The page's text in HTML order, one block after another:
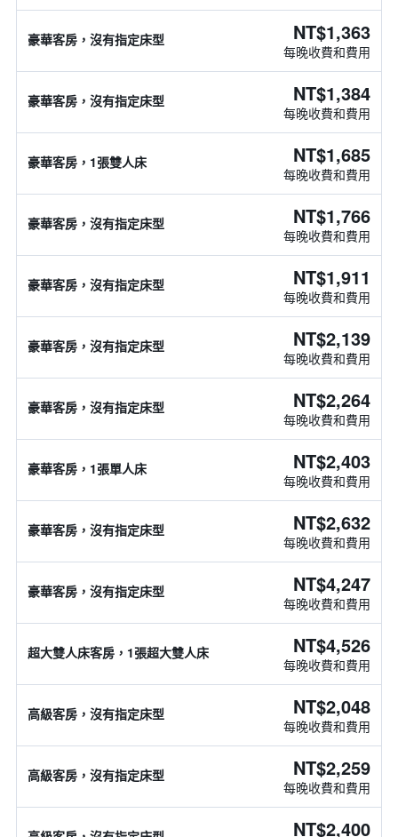
豪華客房，沒有指定床型 NT$1,363
每晚收費和費用
豪華客房，沒有指定床型 NT$1,384
每晚收費和費用
豪華客房，1張雙人床 NT$1,685
每晚收費和費用
豪華客房，沒有指定床型 NT$1,766
每晚收費和費用
豪華客房，沒有指定床型 NT$1,911
每晚收費和費用
豪華客房，沒有指定床型 NT$2,139
每晚收費和費用
豪華客房，沒有指定床型 NT$2,264
每晚收費和費用
豪華客房，1張單人床 NT$2,403
每晚收費和費用
豪華客房，沒有指定床型 NT$2,632
每晚收費和費用
豪華客房，沒有指定床型 NT$4,247
每晚收費和費用
超大雙人床客房，1張超大雙人床 NT$4,526
每晚收費和費用
高級客房，沒有指定床型 NT$2,048
每晚收費和費用
高級客房，沒有指定床型 NT$2,259
每晚收費和費用
NT$2,400